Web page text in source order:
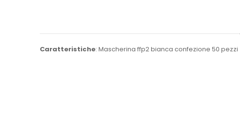
Caratteristiche: Mascherina ffp2 bianca confezione 50 pezzi